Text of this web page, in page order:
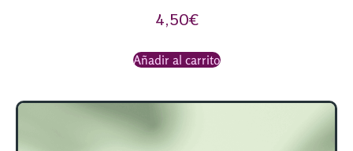
4,50€
Añadir al carrito